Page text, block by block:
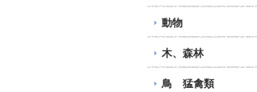
動物
木、森林
鳥 猛禽類